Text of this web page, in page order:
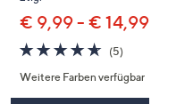
€ 9,99 - € 14,99
4.6
von
5
(5)
Weitere Farben verfügbar